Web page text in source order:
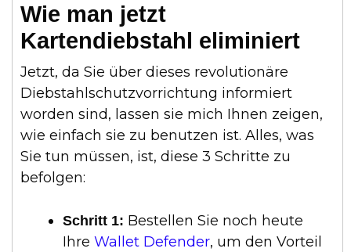
Wie man jetzt
Kartendiebstahl eliminiert
Jetzt, da Sie über dieses revolutionäre
Diebstahlschutzvorrichtung informiert
worden sind, lassen sie mich Ihnen zeigen,
wie einfach sie zu benutzen ist. Alles, was
Sie tun müssen, ist, diese 3 Schritte zu
befolgen:
Schritt 1: Bestellen Sie noch heute
Ihre Wallet Defender, um den Vorteil